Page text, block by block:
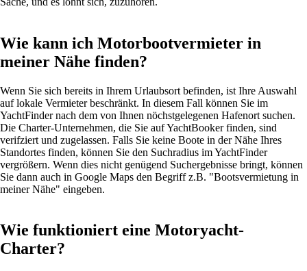
Wie kann ich Motorbootvermieter in
meiner Nähe finden?
Wenn Sie sich bereits in Ihrem Urlaubsort befinden, ist Ihre Auswahl
auf lokale Vermieter beschränkt. In diesem Fall können Sie im
YachtFinder nach dem von Ihnen nöchstgelegenen Hafenort suchen.
Die Charter-Unternehmen, die Sie auf YachtBooker finden, sind
verifziert und zugelassen. Falls Sie keine Boote in der Nähe Ihres
Standortes finden, können Sie den Suchradius im YachtFinder
vergrößern. Wenn dies nicht genügend Suchergebnisse bringt, können
Sie dann auch in Google Maps den Begriff z.B. "Bootsvermietung in
meiner Nähe" eingeben.
Wie funktioniert eine Motoryacht-
Charter?